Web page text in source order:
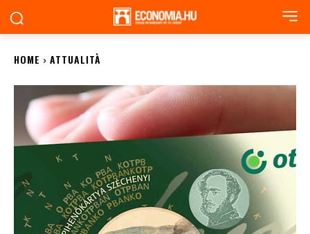
HOME ATTUALITÀ